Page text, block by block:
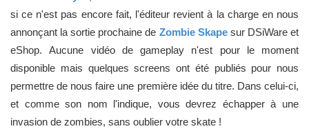
si ce n'est pas encore fait, l'éditeur revient à la charge en nous
annonçant la sortie prochaine de Zombie Skapesur DSiWare et
eShop.Aucune vidéo de gameplay n'est pour le moment
disponible mais quelques screens ont été publiés pour nous
permettre de nous faire une première idée du titre. Dans celui-ci,
et comme son nom l'indique, vous devrez échapper à une
invasion de zombies, sans oublier votre skate !